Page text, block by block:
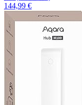
144,99 €